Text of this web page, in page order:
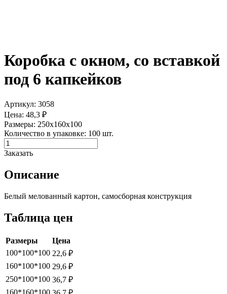
Коробка с окном, со вставкой
под 6 капкейков
Артикул: 3058
Цена: 48,3 ₽
Размеры: 250х160х100
Количество в упаковке: 100 шт.
Заказать
Описание
Белый мелованный картон, самосборная конструкция
Таблица цен
Размеры
Цена
100*100*100 22,6 ₽
160*100*100 29,6 ₽
250*100*100 36,7 ₽
160*160*100